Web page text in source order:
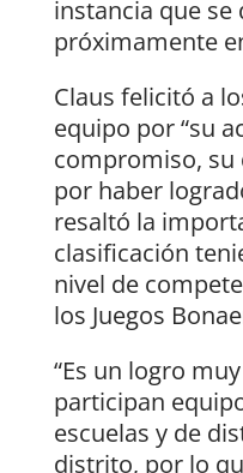
instancia que se
próximamente
Claus felicitó a
equipo por “su
compromiso,
por haber
resaltó la
clasificación
nivel de
los Juegos
“Es un logro
participan
escuelas y de
distrito, por lo